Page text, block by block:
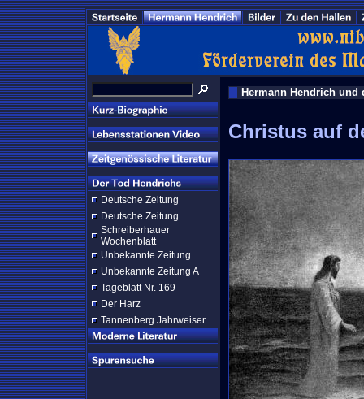
Deutsche Zeitung
Deutsche Zeitung
Schreiberhauer
Wochenblatt
Unbekannte Zeitung
Unbekannte Zeitung A
Tageblatt Nr. 169
Der Harz
Tannenberg Jahrweiser
Hermann Hendrich
Christus auf